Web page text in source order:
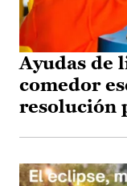
Ayudas de
comedor
resolución